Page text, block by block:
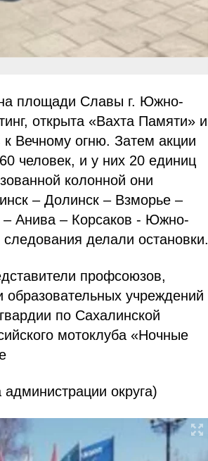
площади Славы г. Южно-
открыта «Вахта Памяти» и
Вечному огню. Затем акции
человек, и у них 20 единиц
колонной они
– Долинск – Взморье –
– Анива – Корсаков - Южно-
делали остановки.
профсоюзов,
учреждений
по Сахалинской
мотоклуба «Ночные
округа)